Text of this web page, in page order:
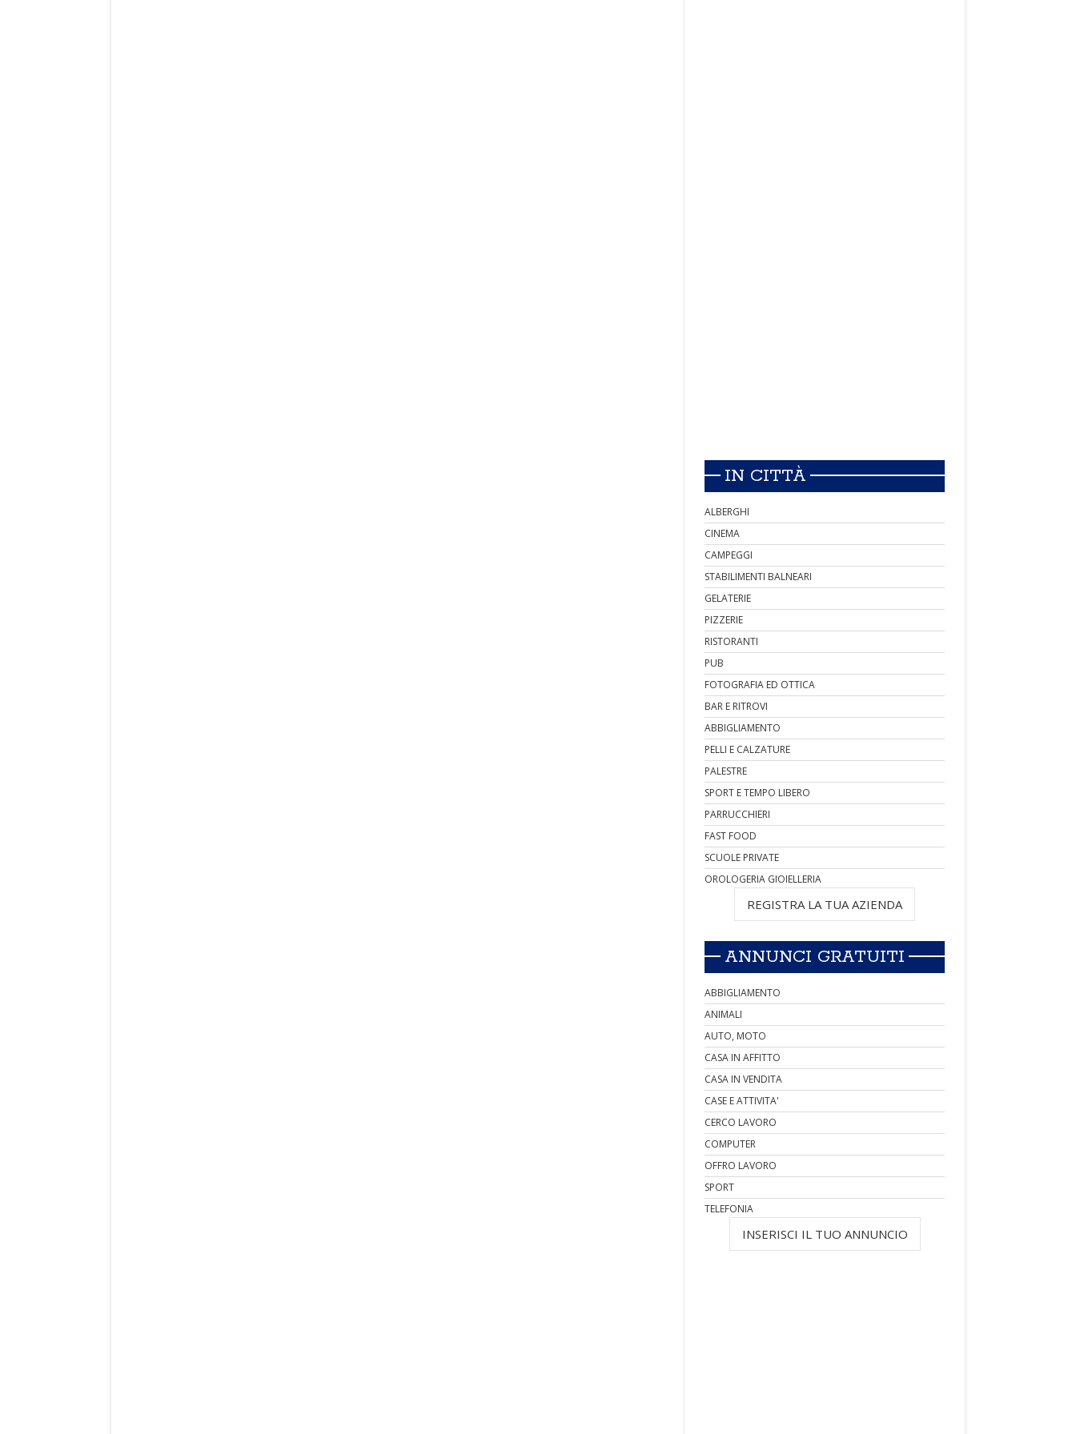
IN CITTÀ
ALBERGHI
CINEMA
CAMPEGGI
STABILIMENTI BALNEARI
GELATERIE
PIZZERIE
RISTORANTI
PUB
FOTOGRAFIA ED OTTICA
BAR E RITROVI
ABBIGLIAMENTO
PELLI E CALZATURE
PALESTRE
SPORT E TEMPO LIBERO
PARRUCCHIERI
FAST FOOD
SCUOLE PRIVATE
OROLOGERIA GIOIELLERIA
REGISTRA LA TUA AZIENDA
ANNUNCI GRATUITI
ABBIGLIAMENTO
ANIMALI
AUTO, MOTO
CASA IN AFFITTO
CASA IN VENDITA
CASE E ATTIVITA'
CERCO LAVORO
COMPUTER
OFFRO LAVORO
SPORT
TELEFONIA
INSERISCI IL TUO ANNUNCIO